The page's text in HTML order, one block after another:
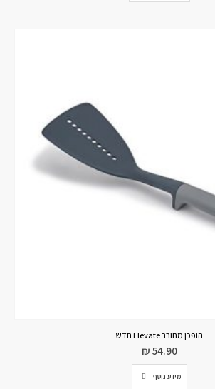
הופכן מחורר Elevate חדש
₪ 54.90
מידע נוסף